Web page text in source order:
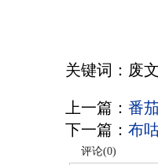
关键词：废
上一篇： 番
下一篇： 布
评论(0)